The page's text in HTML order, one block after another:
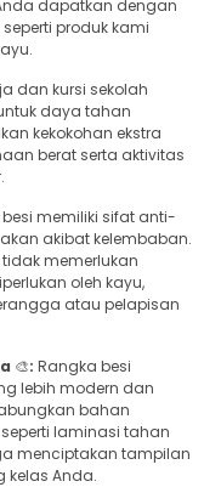
dapatkan dengan
produk kami
dan kursi sekolah
daya tahan
kekokohan ekstra
berat serta aktivitas
memiliki sifat anti-
akibat kelembaban.
memerlukan
oleh kayu,
atau pelapisan
🎨: Rangka besi
lebih modern dan
bahan
laminasi tahan
menciptakan tampilan
kelas Anda.